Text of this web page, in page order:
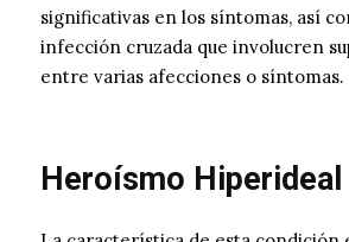
significativas en los síntomas, así
infección cruzada que involucren
entre varias afecciones o síntomas.
Heroísmo Hiperideal